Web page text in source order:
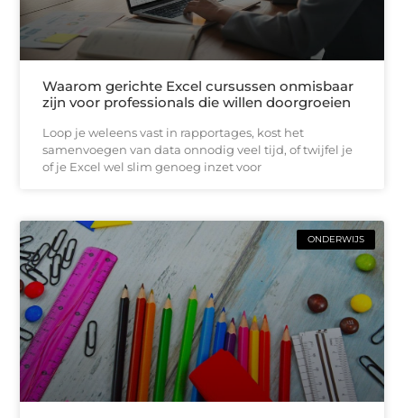
Waarom gerichte Excel cursussen onmisbaar
zijn voor professionals die willen doorgroeien
Loop je weleens vast in rapportages, kost het
samenvoegen van data onnodig veel tijd, of twijfel je
of je Excel wel slim genoeg inzet voor
ONDERWIJS